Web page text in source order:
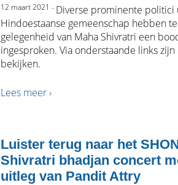
12 maart 2021 - Diverse prominente politici
Hindoestaanse gemeenschap hebben
gelegenheid van Maha Shivratri een
ingesproken. Via onderstaande links
bekijken.
Lees meer ›
Luister terug naar het
Shivratri bhadjan concert
uitleg van Pandit Attry